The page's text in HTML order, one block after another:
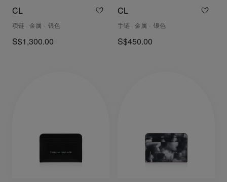
CL
项链 - 金属 - 银色
S$1,300.00
CL
手链 - 金属 - 银色
S$450.00